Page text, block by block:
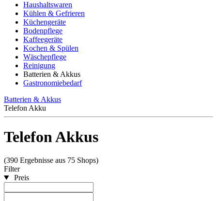
Haushaltswaren
Kühlen & Gefrieren
Küchengeräte
Bodenpflege
Kaffeegeräte
Kochen & Spülen
Wäschepflege
Reinigung
Batterien & Akkus
Gastronomiebedarf
Batterien & Akkus
Telefon Akku
Telefon Akkus
(390 Ergebnisse aus 75 Shops)
Filter
Preis